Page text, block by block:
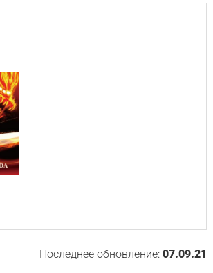
Последнее обновление:07.09.21